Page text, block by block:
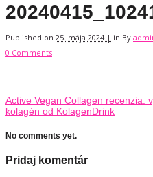
Published on 25. mája 2024 | in By
0 Comments
Active Vegan Collagen recenzia:
kolagén od KolagenDrink
No comments yet.
Pridaj komentár